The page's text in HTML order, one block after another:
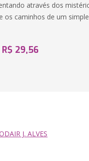
através dos
os caminhos de um
R$ 29,56
J. ALVES